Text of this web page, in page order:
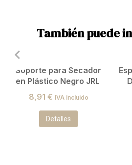
También puede
Soporte para Secador
en Plástico Negro JRL
8,91 € IVA incluido
Detalles